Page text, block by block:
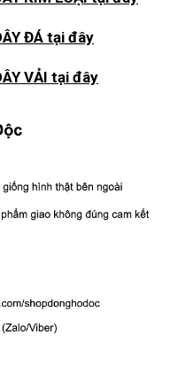
ĐÁ tại đây
VẢI tại đây